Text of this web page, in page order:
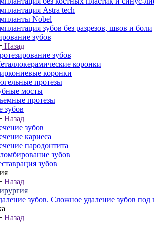
Astra tech
Nobel
зубов без разрезов, швов и боли
зубов
Назад
зубов
коронки
коронки
протезы
мосты
протезы
зубов
Назад
зубов
кариеса
пародонтита
зубов
зубов
Назад
зубов. Сложное удаление зубов под
Назад